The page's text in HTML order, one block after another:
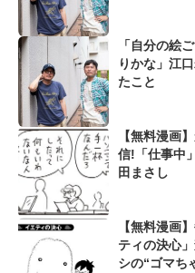
「自分の絵
りかな」江
たこと
【無料漫画
信!「仕事中
田まさし
【無料漫画
ティの決心
シの“ゴマち